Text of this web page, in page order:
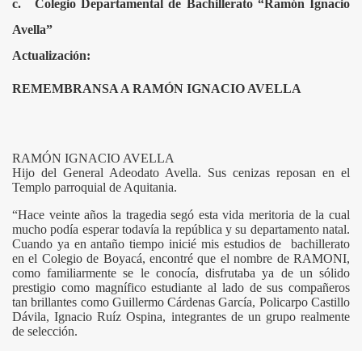
c.
Colegio Departamental de Bachillerato “Ramón Ignacio
Avella”
Actualización:
REMEMBRANSA A RAMÓN IGNACIO AVELLA
RAMÓN IGNACIO AVELLA
Hijo del General Adeodato Avella. Sus cenizas reposan en el
Templo parroquial de Aquitania.
“Hace veinte años la tragedia segó esta vida meritoria de la cual
mucho podía esperar todavía la república y su departamento natal.
Cuando ya en antaño tiempo inicié mis estudios de bachillerato
en el Colegio de Boyacá, encontré que el nombre de RAMONI,
como familiarmente se le conocía, disfrutaba ya de un sólido
prestigio como magnífico estudiante al lado de sus compañeros
tan brillantes como Guillermo Cárdenas García, Policarpo Castillo
Dávila, Ignacio Ruíz Ospina, integrantes de un grupo realmente
de selección.